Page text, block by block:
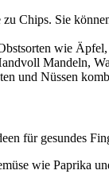
Chips. Sie
wie
Mandeln,
und Nüssen
für gesundes
wie Paprika